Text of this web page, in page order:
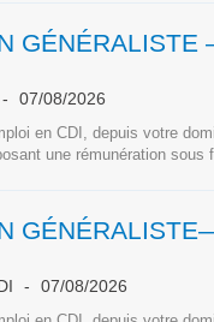
07/08/2026
en CDI, depuis votre
une rémunération
07/08/2026